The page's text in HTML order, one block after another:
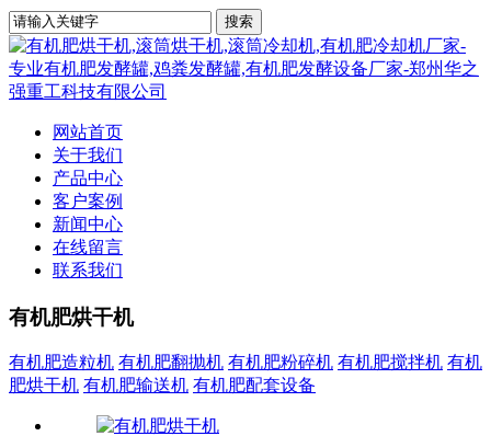
网站首页
关于我们
产品中心
客户案例
新闻中心
在线留言
联系我们
有机肥烘干机
有机肥造粒机 有机肥翻抛机 有机肥粉碎机 有机肥搅拌机 有机
肥烘干机 有机肥输送机 有机肥配套设备